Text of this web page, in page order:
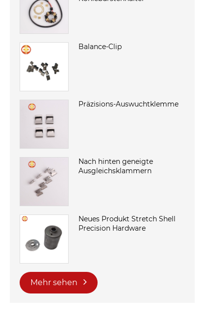
Balance-Clip
Präzisions-Auswuchtklemme
Nach hinten geneigte
Ausgleichsklammern
Neues Produkt Stretch Shell
Precision Hardware
Mehr sehen